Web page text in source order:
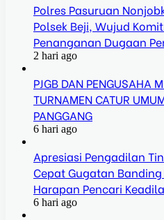
Polres Pasuruan
Polsek Beji, Wujud
Penanganan Dugaan
2 hari ago
PJGB DAN PENGUSAHA
TURNAMEN CATUR
PANGGANG
6 hari ago
Apresiasi Pengadilan
Cepat Gugatan
Harapan Pencari
6 hari ago